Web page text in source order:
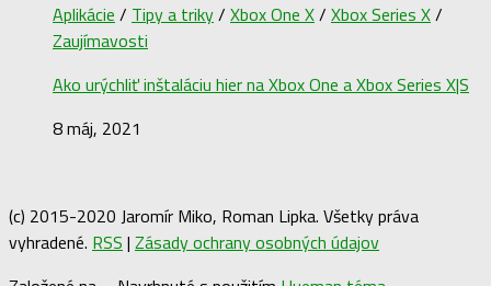
Aplikácie / Tipy a triky/ Xbox One X/ Xbox Series X/
Zaujímavosti
Ako urýchliť inštaláciu hier na Xbox One a Xbox Series X|S
8 máj, 2021
(c) 2015-2020 Jaromír Miko, Roman Lipka. Všetky práva
vyhradené. RSS | Zásady ochrany osobných údajov